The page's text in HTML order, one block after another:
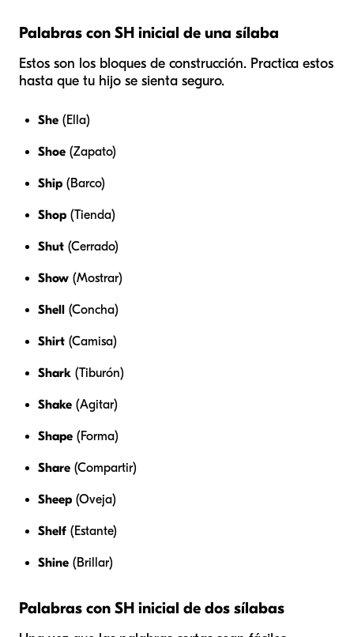
Palabras con SH inicial de una sílaba
Estos son los bloques de construcción. Practica estos
hasta que tu hijo se sienta seguro.
She (Ella)
Shoe (Zapato)
Ship (Barco)
Shop (Tienda)
Shut (Cerrado)
Show (Mostrar)
Shell (Concha)
Shirt (Camisa)
Shark (Tiburón)
Shake (Agitar)
Shape (Forma)
Share (Compartir)
Sheep (Oveja)
Shelf (Estante)
Shine (Brillar)
Palabras con SH inicial de dos sílabas